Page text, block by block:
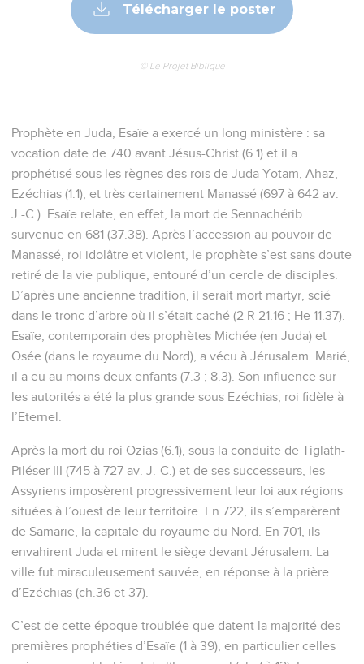
Télécharger le poster
© Le Projet Biblique
Prophète en Juda, Esaïe a exercé un long ministère : sa
vocation date de 740 avant Jésus-Christ (6.1) et il a
prophétisé sous les règnes des rois de Juda Yotam, Ahaz,
Ezéchias (1.1), et très certainement Manassé (697 à 642 av.
J.-C.). Esaïe relate, en effet, la mort de Sennachérib
survenue en 681 (37.38). Après l’accession au pouvoir de
Manassé, roi idolâtre et violent, le prophète s’est sans doute
retiré de la vie publique, entouré d’un cercle de disciples.
D’après une ancienne tradition, il serait mort martyr, scié
dans le tronc d’arbre où il s’était caché (2 R 21.16 ; He 11.37).
Esaïe, contemporain des prophètes Michée (en Juda) et
Osée (dans le royaume du Nord), a vécu à Jérusalem. Marié,
il a eu au moins deux enfants (7.3 ; 8.3). Son influence sur
les autorités a été la plus grande sous Ezéchias, roi fidèle à
l’Eternel.
Après la mort du roi Ozias (6.1), sous la conduite de Tiglath-
Piléser III (745 à 727 av. J.-C.) et de ses successeurs, les
Assyriens imposèrent progressivement leur loi aux régions
situées à l’ouest de leur territoire. En 722, ils s’emparèrent
de Samarie, la capitale du royaume du Nord. En 701, ils
envahirent Juda et mirent le siège devant Jérusalem. La
ville fut miraculeusement sauvée, en réponse à la prière
d’Ezéchias (ch.36 et 37).
C’est de cette époque troublée que datent la majorité des
premières prophéties d’Esaïe (1 à 39), en particulier celles